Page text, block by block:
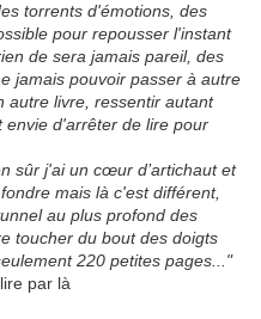
torrents d'émotions, des
pour repousser l'instant
de sera jamais pareil, des
jamais pouvoir passer à autre
autre livre, ressentir autant
envie d'arrêter de lire pour
sûr j'ai un cœur d’artichaut et
mais là c'est différent,
au plus profond des
toucher du bout des doigts
220 petites pages..."
par là